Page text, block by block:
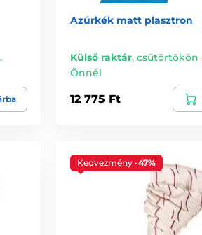
Azúrkék matt plasztron
Külső raktár,csütörtökön
Önnél
12 775 Ft
Kedvezmény-47%